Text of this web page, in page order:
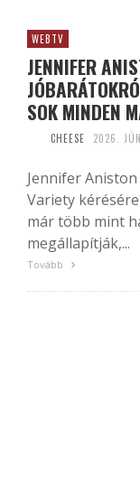
WEBTV
JENNIFER
SOK MINDEN
CHEESE 2026.
Jennifer
Variety
már több mint
megállapítják,...
Tovább